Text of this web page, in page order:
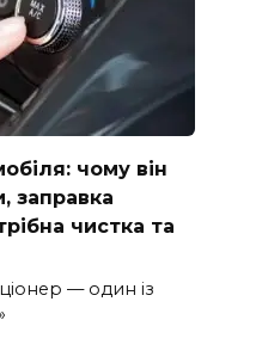
чому він
заправка
чистка та
— один із